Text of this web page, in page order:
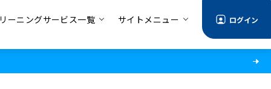
ーニングサービス一覧 サイトメニュー ログイン